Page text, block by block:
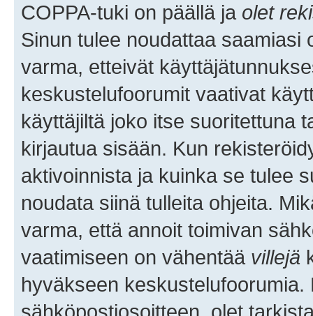
COPPA-tuki on päällä ja olet
Sinun tulee noudattaa saamiasi
varma, etteivät
keskustelufoorumit vaativat
käyttäjiltä joko itse suoritettuna
kirjautua sisään. Kun
aktivoinnista ja kuinka se tulee
noudata siinä tulleita ohjeita.
varma, että annoit toimivan
vaatimiseen on vähentää villejä
hyväkseen